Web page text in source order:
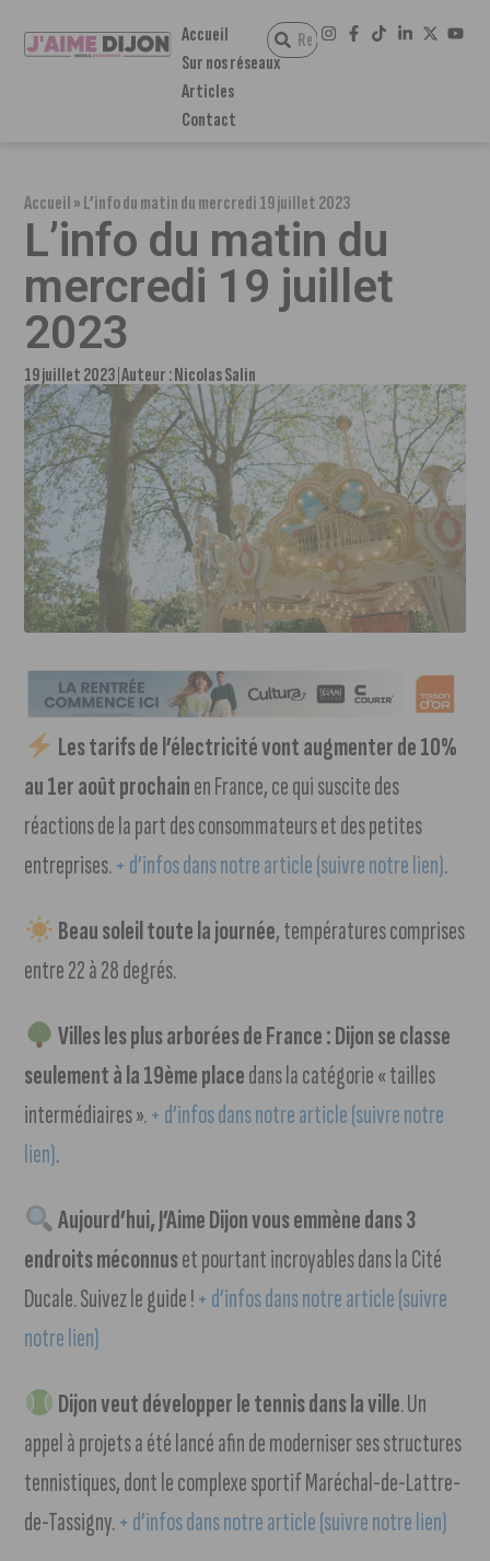
Accueil
Sur nos réseaux
Articles
Contact
Accueil»L’info du matin du mercredi 19 juillet 2023
L’info du matin du
mercredi 19 juillet
2023
19 juillet 2023 Auteur :Nicolas Salin
Les tarifs de l’électricité vont augmenter de 10%
au 1er août prochainen France, ce qui suscite des
réactions de la part des consommateurs et des petites
entreprises.+ d’infos dans notre article (suivre notre lien).
Beau soleil toute la journée, températures comprises
entre 22 à 28 degrés.
Villes les plus arborées de France : Dijon se classe
seulement à la 19ème placedans la catégorie « tailles
intermédiaires ».+ d’infos dans notre article (suivre notre
lien).
Aujourd’hui, J’Aime Dijon vous emmène dans 3
endroits méconnuset pourtant incroyables dans la Cité
Ducale. Suivez le guide !+ d’infos dans notre article (suivre
notre lien)
Dijon veut développer le tennis dans la ville. Un
appel à projets a été lancé afin de moderniser ses structures
tennistiques, dont le complexe sportif Maréchal-de-Lattre-
de-Tassigny.+ d’infos dans notre article (suivre notre lien)